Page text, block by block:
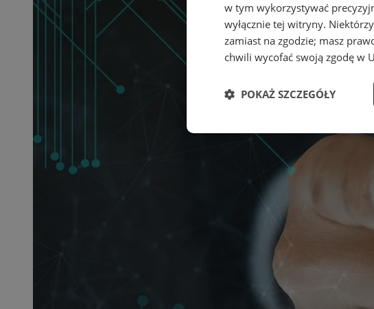
w tym wykorzystywać
wyłącznie tej witryny.
zamiast na zgodzie; masz
chwili wycofać swoją zgodę w
POKAŻ SZCZEGÓŁY
Niezbędne
Niezbędne pliki cookie umożliwiają
zarządzanie kontem. Bez